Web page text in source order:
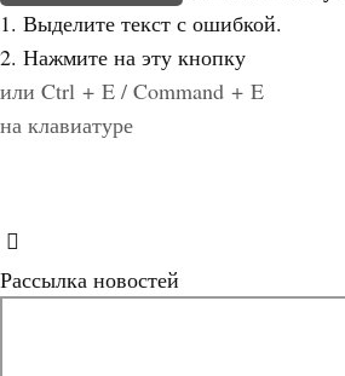
1. Выделите текст с ошибкой.
2. Нажмите на эту кнопку
или Ctrl + E / Command + E
на клавиатуре
Рассылка новостей